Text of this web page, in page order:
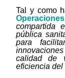
Tal y como
compartida
pública
para
calidad de
eficiencia del